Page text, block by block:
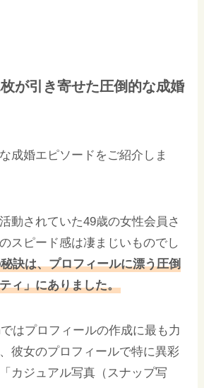
枚が引き寄せた圧倒的な成婚
成婚エピソードをご紹介しま
動されていた49歳の女性会員さ
スピード感は凄まじいものでし
訣は、プロフィールに漂う圧倒
ィ」にありました。
はプロフィールの作成に最も力
彼女のプロフィールで特に異彩
カジュアル写真（スナップ写